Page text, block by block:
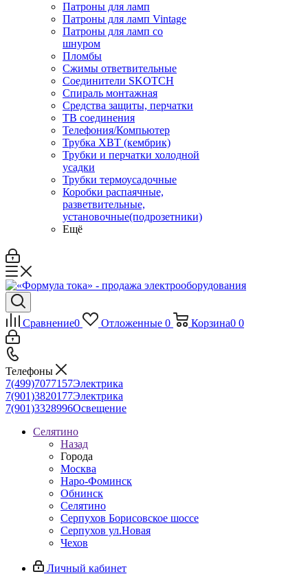
Патроны для ламп
Патроны для ламп Vintage
Патроны для ламп со
шнуром
Пломбы
Сжимы ответвительные
Соединители SKOTCH
Спираль монтажная
Средства защиты, перчатки
ТВ соединения
Телефония/Компьютер
Трубка ХВТ (кембрик)
Трубки и перчатки холодной
усадки
Трубки термоусадочные
Коробки распаячные,
разветвительные,
установочные(подрозетники)
Ещё
Сравнение0 Отложенные 0 Корзина0 0
Телефоны
7(499)7077157Электрика
7(901)3820177Электрика
7(901)3328996Освещение
Селятино
Назад
Города
Москва
Наро-Фоминск
Обнинск
Селятино
Серпухов Борисовское шоссе
Серпухов ул.Новая
Чехов
Личный кабинет